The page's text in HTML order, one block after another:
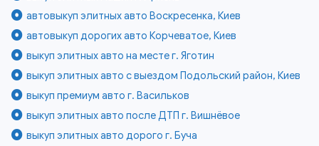
автовыкуп элитных авто Воскресенка, Киев
автовыкуп дорогих авто Корчеватое, Киев
выкуп элитных авто на месте г. Яготин
выкуп элитных авто с выездом Подольский район, Киев
выкуп премиум авто г. Васильков
выкуп элитных авто после ДТП г. Вишнёвое
выкуп элитных авто дорого г. Буча